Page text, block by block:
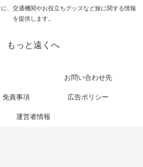
に、交通機関やお役立ちグッズなど旅に関する情報
を提供します。
もっと遠くへ
お問い合わせ先
免責事項 広告ポリシー
運営者情報